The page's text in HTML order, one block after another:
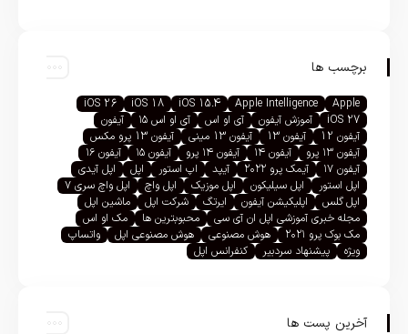
برچسب ها
Apple
Apple Intelligence
iOS 15.4
iOS 18
iOS 26
iOS 27
آموزش آیفون آی او اس آی او اس ۱۵
آیفون
آیفون 12
آیفون 13 آیفون 13 مینی
آیفون 13 پرو مکس
آیفون ۱۳ پرو
آیفون ۱۴ آیفون ۱۴ پرو آیفون ۱۵
آیفون ۱۶
آیفون ۱۷
آیمک پرو ۲۰۲۲ آیپد اپ استور اپل
اپل آیدی
اپل استور
اپل سیلیکون اپل موزیک اپل واچ
اپل واچ سری ۷
اپل گلس
اپلیکیشن آیفون ایرتگ شرکت اپل
ماشین اپل
مجله خبری آموزشی اپل ان آی سی
محبوبترین ها
مک او اس
مک بوک پرو ۲۰۲۱
هوش مصنوعی هوش مصنوعی اپل
واتساپ
ویژه
پیشنهاد سردبیر کنفرانس اپل
آخرین پست ها